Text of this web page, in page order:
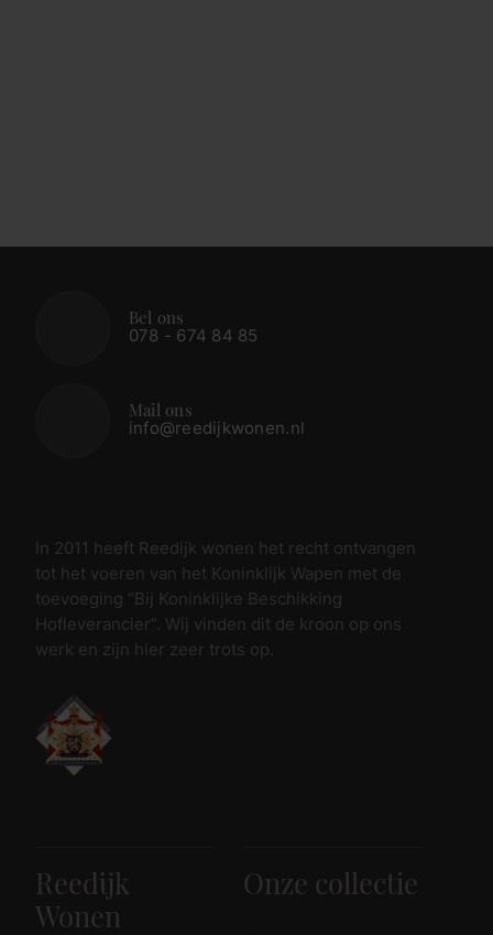
Bel ons
078 - 674 84 85
Mail ons
info@reedijkwonen.nl
In 2011 heeft Reedijk wonen het recht ontvangen
tot het voeren van het Koninklijk Wapen met de
toevoeging “Bij Koninklijke Beschikking
Hofleverancier”. Wij vinden dit de kroon op ons
werk en zijn hier zeer trots op.
Reedijk
Wonen
Onze collectie